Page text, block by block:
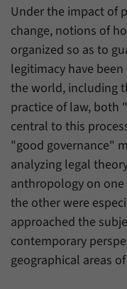
Under the impact of
change, notions of
organized so as to
legitimacy have
the world, including
practice of law, both
central to this
"good governance"
analyzing legal
anthropology on
the other were
approached the
contemporary
geographical areas
Anbieter
Laufzeit 1 Jahr
Zweck
Ihrer
Anbieter
Laufzeit 13
Zweck
Mit
über
Name
Anbieter
Laufzeit 6
Zweck
Mit